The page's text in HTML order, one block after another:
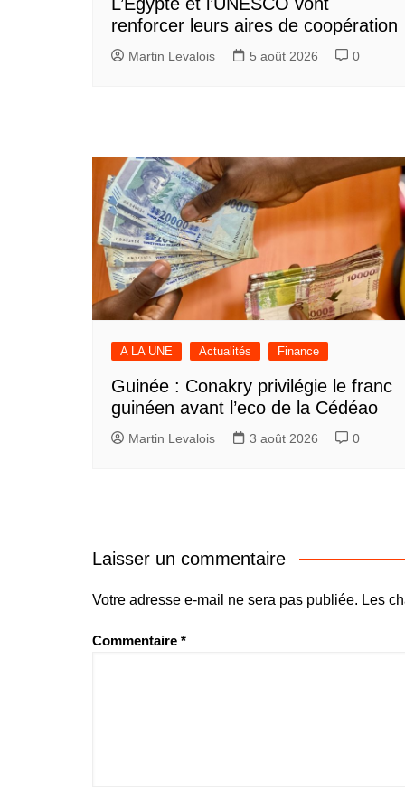
renforcer leurs aires de coopération
Martin Levalois 5 août 2026 0
A LA UNE Actualités Finance
Guinée : Conakry privilégie le franc
guinéen avant l’eco de la Cédéao
Martin Levalois 3 août 2026 0
Laisser un commentaire
Votre adresse e-mail ne sera pas publiée. Les
Commentaire *